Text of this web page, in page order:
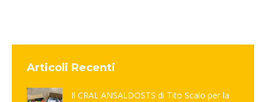
Articoli Recenti
Il CRAL ANSALDOSTS di Tito Scalo per la